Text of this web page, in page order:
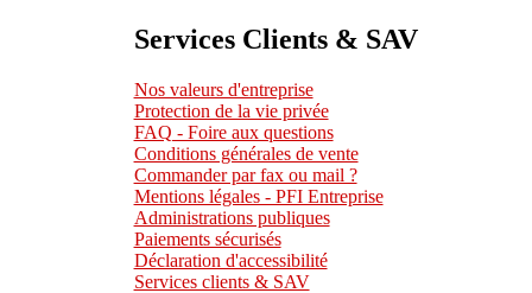
Services Clients & SAV
Nos valeurs d'entreprise
Protection de la vie privée
FAQ - Foire aux questions
Conditions générales de vente
Commander par fax ou mail ?
Mentions légales - PFI Entreprise
Administrations publiques
Paiements sécurisés
Déclaration d'accessibilité
Services clients & SAV